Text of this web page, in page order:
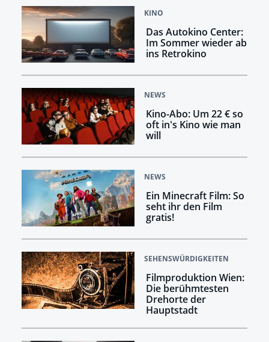
KINO
Das Autokino Center:
Im Sommer wieder ab
ins Retrokino
NEWS
Kino-Abo: Um 22 € so
oft in's Kino wie man
will
NEWS
Ein Minecraft Film: So
seht ihr den Film
gratis!
SEHENSWÜRDIGKEITEN
Filmproduktion Wien:
Die berühmtesten
Drehorte der
Hauptstadt